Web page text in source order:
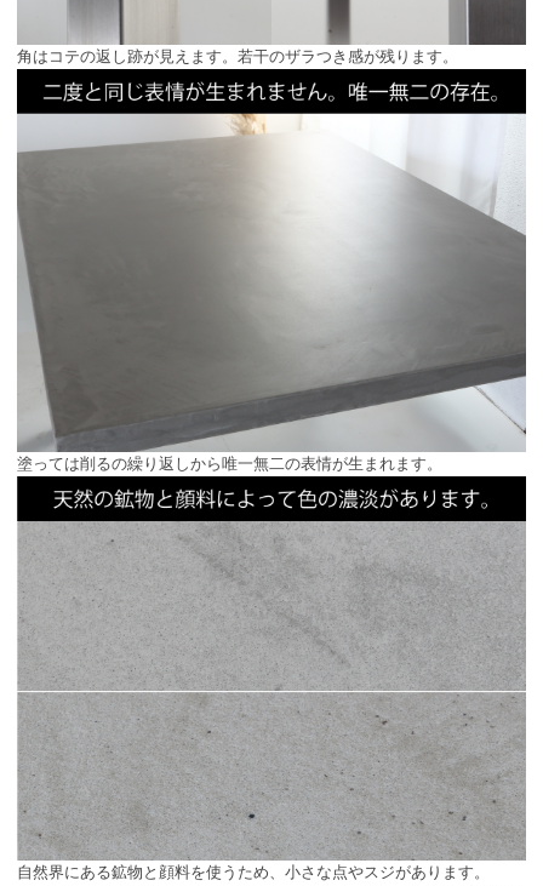
角はコテの返し跡が見えます。若干のザラつき感が残ります。
塗っては削るの繰り返しから唯一無二の表情が生まれます。
自然界にある鉱物と顔料を使うため、小さな点やスジがあります。